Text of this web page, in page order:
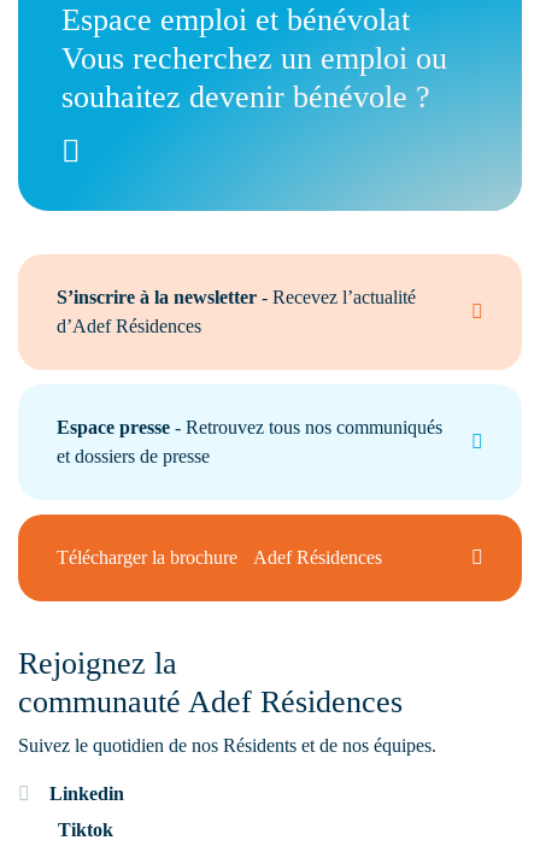
Espace emploi et bénévolat
Vous recherchez un emploi ou
souhaitez devenir bénévole ?
S’inscrire à la newsletter - Recevez l’actualité
d’Adef Résidences
Espace presse - Retrouvez tous nos communiqués
et dossiers de presse
Télécharger la brochure Adef Résidences
Rejoignez la
communauté Adef Résidences
Suivez le quotidien de nos Résidents et de nos équipes.
Linkedin
Tiktok